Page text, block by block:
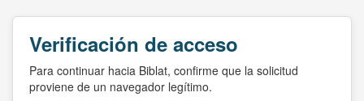
Verificación de acceso
Para continuar hacia Biblat, confirme que la solicitud
proviene de un navegador legítimo.